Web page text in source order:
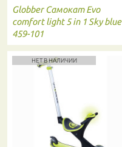
Globber Самокат Evo
comfort light 5 in 1 Sky blue
459-101
НЕТ В НАЛИЧИИ